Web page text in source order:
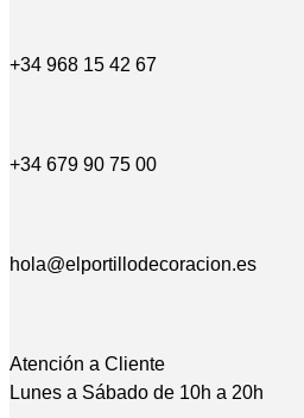
+34 968 15 42 67
+34 679 90 75 00
hola@elportillodecoracion.es
Atención a Cliente
Lunes a Sábado de 10h a 20h